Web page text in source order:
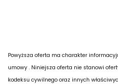
Powyższa oferta ma charakter
umowy . Niniejsza oferta nie stanowi
kodeksu cywilnego oraz innych